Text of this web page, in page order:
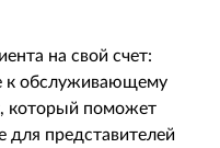
на свой счет:
к обслуживающему
который поможет
для представителей